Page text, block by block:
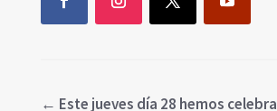
← Este jueves día 28 hemos